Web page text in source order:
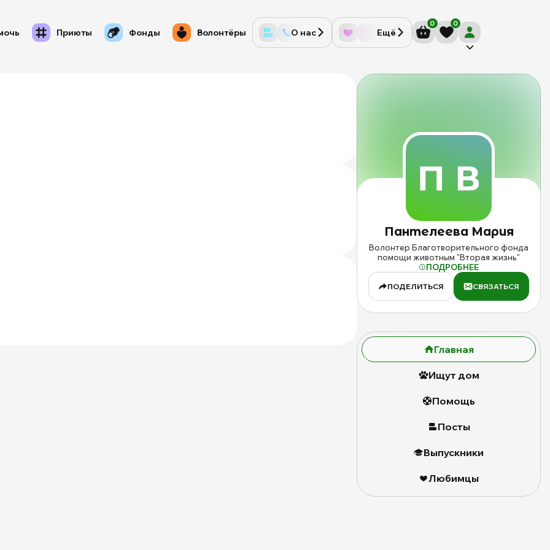
0 0
Приюты Фонды Волонтёры О нас Ещё
на
сайте
mospriut
Пантелеева Мария
Волонтер Благотворительного фонда
помощи животным "Вторая жизнь"
ПОДРОБНЕЕ
ПОДЕЛИТЬСЯ СВЯЗАТЬСЯ
Главная
Ищут дом
Помощь
Посты
Выпускники
Любимцы